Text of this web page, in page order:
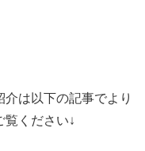
は以下の記事でより
覧ください↓